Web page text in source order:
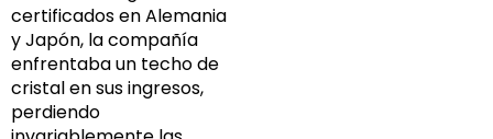
certificados en Alemania
y Japón, la compañía
enfrentaba un techo de
cristal en sus ingresos,
perdiendo